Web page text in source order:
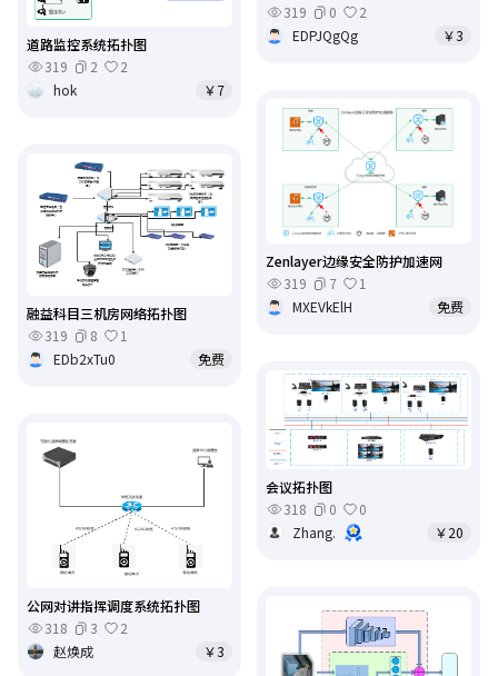
319
0
2
EDPJQgQg
￥3
道路监控系统拓扑图
319
2
2
hok
￥7
Zenlayer边缘安全防护加速网
319
7
1
MXEVkElH
免费
融益科目三机房网络拓扑图
319
8
1
EDb2xTu0
免费
会议拓扑图
318
0
0
Zhang.
￥20
公网对讲指挥调度系统拓扑图
318
3
2
赵焕成
￥3